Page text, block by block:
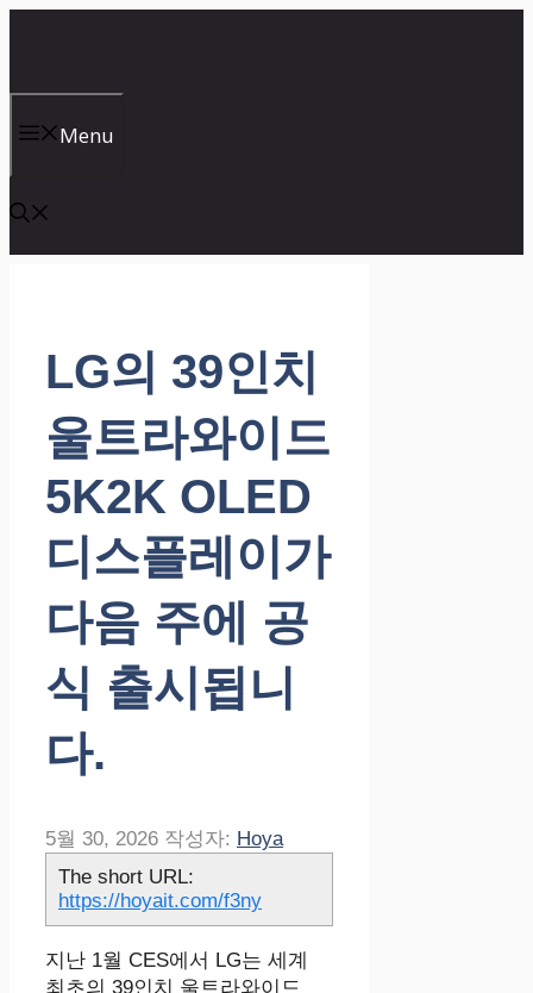
건
기
Menu
LG의 39인치
울트라와이드
5K2K OLED
디스플레이가
다음 주에 공
식 출시됩니
다.
5월 30, 2026 작성자: Hoya
The short URL:
https://hoyait.com/f3ny
지난 1월 CES에서 LG는 세계
최초의 39인치 울트라와이드